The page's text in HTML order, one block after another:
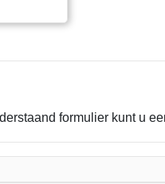
formulier kunt u